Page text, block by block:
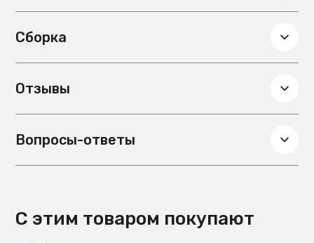
Сборка
Отзывы
Вопросы-ответы
С этим товаром покупают